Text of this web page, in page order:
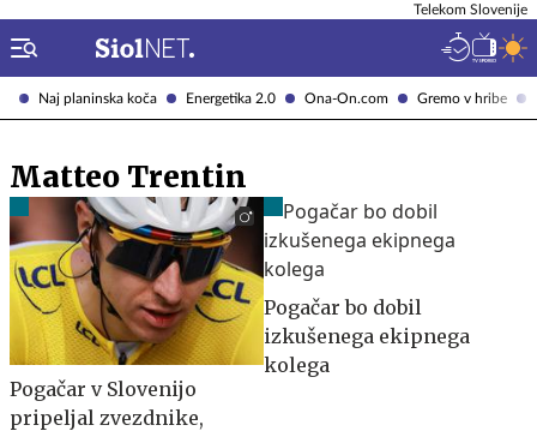
Naj planinska koča Energetika 2.0 Ona-On.com Gremo v hribe
Telekom Slovenije
Matteo Trentin
Pogačar v Slovenijo
pripeljal zvezdnike,
Pogačar bo dobil
izkušenega ekipnega
kolega